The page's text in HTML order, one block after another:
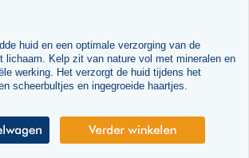
huid en een optimale verzorging van de
lichaam. Kelp zit van nature vol met mineralen en
werking. Het verzorgt de huid tijdens het
scheerbultjes en ingegroeide haartjes.